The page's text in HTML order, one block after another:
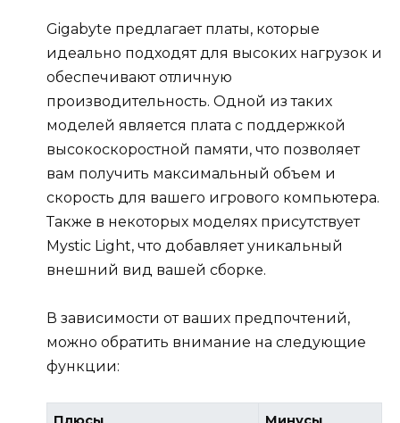
Gigabyte предлагает платы, которые
идеально подходят для высоких нагрузок и
обеспечивают отличную
производительность. Одной из таких
моделей является плата с поддержкой
высокоскоростной памяти, что позволяет
вам получить максимальный объем и
скорость для вашего игрового компьютера.
Также в некоторых моделях присутствует
Mystic Light, что добавляет уникальный
внешний вид вашей сборке.
В зависимости от ваших предпочтений,
можно обратить внимание на следующие
функции: